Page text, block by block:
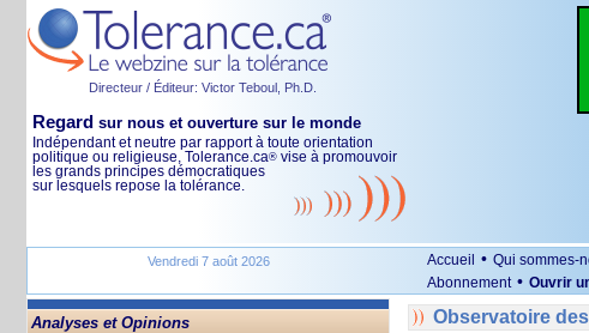
Directeur / Éditeur: Victor Teboul, Ph.D.
Regard sur nous et ouverture sur le monde
Indépendant et neutre par rapport à toute orientation
politique ou religieuse, Tolerance.ca® vise à promouvoir
les grands principes démocratiques
sur lesquels repose la tolérance.
Vendredi 7 août 2026 Accueil • Qui sommes-
Abonnement • Ouvrir
Analyses et Opinions
Observatoire